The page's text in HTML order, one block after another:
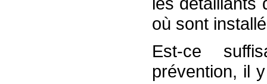
où sont
Est-ce
prévention, il